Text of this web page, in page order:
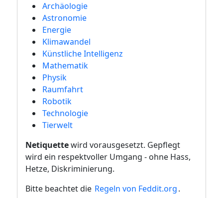
Archäologie
Astronomie
Energie
Klimawandel
Künstliche Intelligenz
Mathematik
Physik
Raumfahrt
Robotik
Technologie
Tierwelt
Netiquettewird vorausgesetzt. Gepflegt
wird ein respektvoller Umgang - ohne Hass,
Hetze, Diskriminierung.
Bitte beachtet die Regeln von Feddit.org.